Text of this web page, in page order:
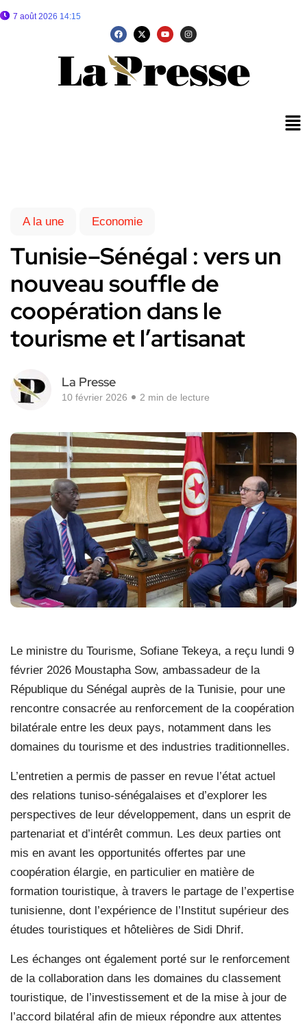
7 août 2026 14:15
A la une Economie
Tunisie–Sénégal : vers un
nouveau souffle de
coopération dans le
tourisme et l’artisanat
La Presse
10 février 2026 2 min de lecture
Le ministre du Tourisme, Sofiane Tekeya, a reçu lundi 9
février 2026 Moustapha Sow, ambassadeur de la
République du Sénégal auprès de la Tunisie, pour une
rencontre consacrée au renforcement de la coopération
bilatérale entre les deux pays, notamment dans les
domaines du tourisme et des industries traditionnelles.
L’entretien a permis de passer en revue l’état actuel
des relations tuniso-sénégalaises et d’explorer les
perspectives de leur développement, dans un esprit de
partenariat et d’intérêt commun. Les deux parties ont
mis en avant les opportunités offertes par une
coopération élargie, en particulier en matière de
formation touristique, à travers le partage de l’expertise
tunisienne, dont l’expérience de l’Institut supérieur des
études touristiques et hôtelières de Sidi Dhrif.
Les échanges ont également porté sur le renforcement
de la collaboration dans les domaines du classement
touristique, de l’investissement et de la mise à jour de
l’accord bilatéral afin de mieux répondre aux attentes